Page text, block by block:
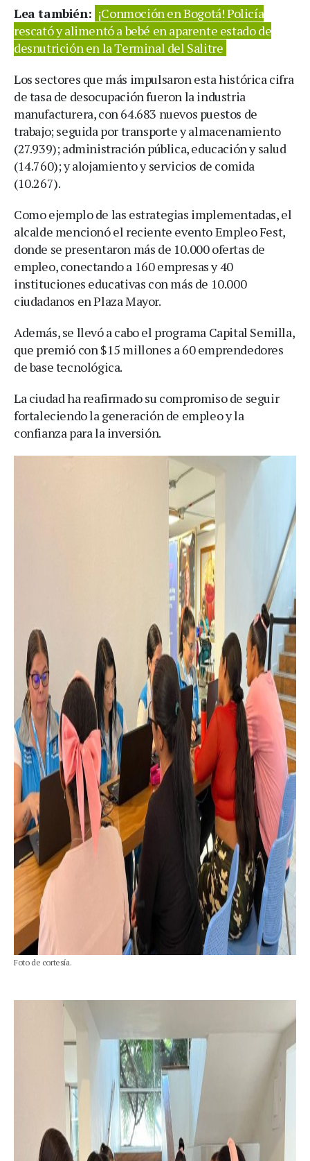
Lea también: ¡Conmoción en Bogotá! Policía
rescató y alimentó a bebé en aparente estado de
desnutrición en la Terminal del Salitre
Los sectores que más impulsaron esta histórica cifra
de tasa de desocupación fueron la industria
manufacturera, con 64.683 nuevos puestos de
trabajo; seguida por transporte y almacenamiento
(27.939); administración pública, educación y salud
(14.760); y alojamiento y servicios de comida
(10.267).
Como ejemplo de las estrategias implementadas, el
alcalde mencionó el reciente evento Empleo Fest,
donde se presentaron más de 10.000 ofertas de
empleo, conectando a 160 empresas y 40
instituciones educativas con más de 10.000
ciudadanos en Plaza Mayor.
Además, se llevó a cabo el programa Capital Semilla,
que premió con $15 millones a 60 emprendedores
de base tecnológica.
La ciudad ha reafirmado su compromiso de seguir
fortaleciendo la generación de empleo y la
confianza para la inversión.
Foto de cortesía.